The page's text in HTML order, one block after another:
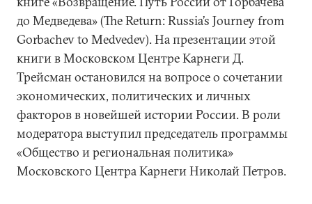
до Медведева» (The Return: Russia’s Journey from
Gorbachev to Medvedev). На презентации этой
книги в Московском Центре Карнеги Д.
Трейсман остановился на вопросе о сочетании
экономических, политических и личных
факторов в новейшей истории России. В роли
модератора выступил председатель программы
«Общество и региональная политика»
Московского Центра Карнеги Николай Петров.